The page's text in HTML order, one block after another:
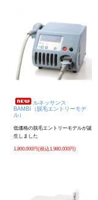
ルネッサンス
BAMBI（脱毛エントリーモデ
ル）
低価格の脱毛エントリーモデルが誕
生しました
1,800,000円(税込1,980,000円)